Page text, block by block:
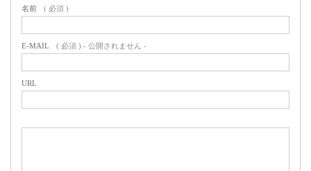
名前 ( 必須 )
E-MAIL ( 必須 ) - 公開されません -
URL